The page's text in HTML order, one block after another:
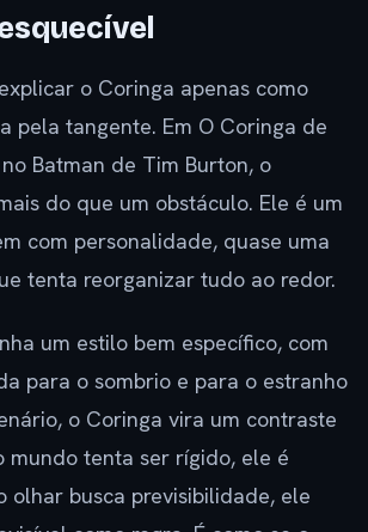
o Coringa apenas como
pela tangente. Em O Coringa de
Batman de Tim Burton, o
do que um obstáculo. Ele é um
com personalidade, quase uma
tenta reorganizar tudo ao redor.
um estilo bem específico, com
para o sombrio e para o estranho
o Coringa vira um contraste
mundo tenta ser rígido, ele é
olhar busca previsibilidade, ele